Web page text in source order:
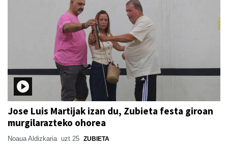
Jose Luis Martijak izan du, Zubieta festa giroan
murgilarazteko ohorea
Noaua Aldizkaria uzt 25 ZUBIETA